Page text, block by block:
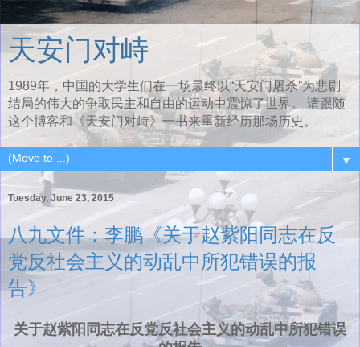
天安门对峙
1989年，中国的大学生们在一场最终以“天安门屠杀”为悲剧
结局的伟大的争取民主和自由的运动中震惊了世界。 请跟随
这个博客和《天安门对峙》一书来重新经历那场历史。
▼
Tuesday, June 23, 2015
八九文件：李鹏《关于赵紫阳同志在反
党反社会主义的动乱中所犯错误的报
告》
关于赵紫阳同志在反党反社会主义的动乱中所犯错误